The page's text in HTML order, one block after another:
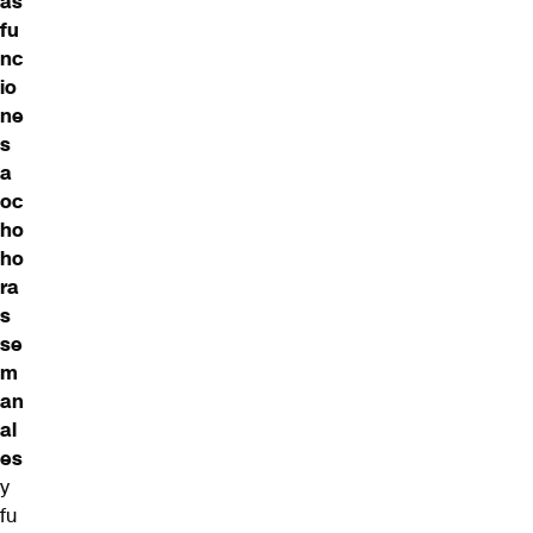
fu
nc
io
ne
s
a
oc
ho
ho
ra
s
se
m
an
al
es
y
fu